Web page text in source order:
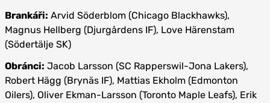
Brankáři: Arvid Söderblom (Chicago Blackhawks),
Magnus Hellberg (Djurgårdens IF), Love Härenstam
(Södertälje SK)
Obránci: Jacob Larsson (SC Rapperswil-Jona Lakers),
Robert Hägg (Brynäs IF), Mattias Ekholm (Edmonton
Oilers), Oliver Ekman-Larsson (Toronto Maple Leafs), Erik